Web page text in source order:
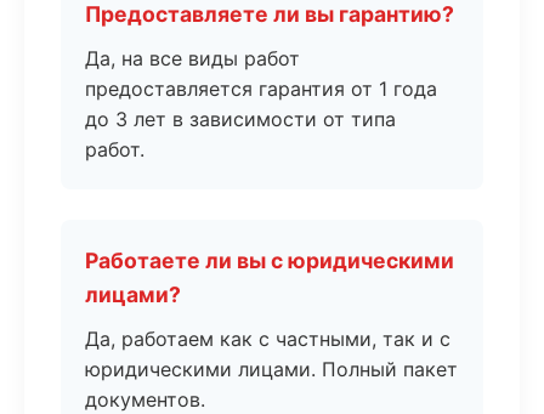
Предоставляете ли вы гарантию?
Да, на все виды работ
предоставляется гарантия от 1 года
до 3 лет в зависимости от типа
работ.
Работаете ли вы с юридическими
лицами?
Да, работаем как с частными, так и с
юридическими лицами. Полный пакет
документов.